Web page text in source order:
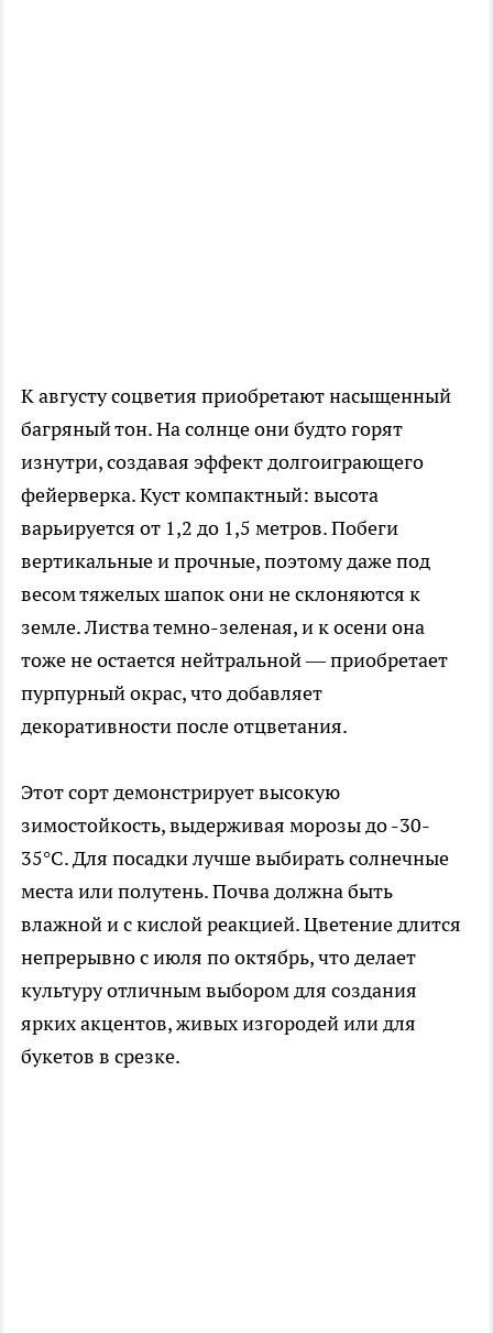
К августу соцветия приобретают насыщенный
багряный тон. На солнце они будто горят
изнутри, создавая эффект долгоиграющего
фейерверка. Куст компактный: высота
варьируется от 1,2 до 1,5 метров. Побеги
вертикальные и прочные, поэтому даже под
весом тяжелых шапок они не склоняются к
земле. Листва темно-зеленая, и к осени она
тоже не остается нейтральной — приобретает
пурпурный окрас, что добавляет
декоративности после отцветания.
Этот сорт демонстрирует высокую
зимостойкость, выдерживая морозы до -30-
35°C. Для посадки лучше выбирать солнечные
места или полутень. Почва должна быть
влажной и с кислой реакцией. Цветение длится
непрерывно с июля по октябрь, что делает
культуру отличным выбором для создания
ярких акцентов, живых изгородей или для
букетов в срезке.